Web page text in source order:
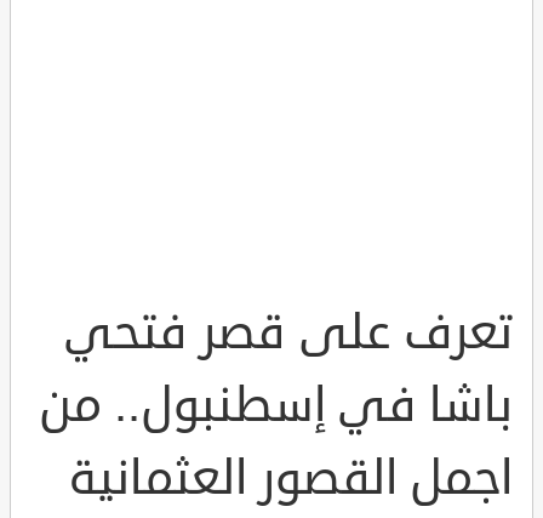
تعرف على قصر فتحي
باشا في إسطنبول.. من
اجمل القصور العثمانية